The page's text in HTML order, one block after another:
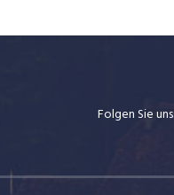
Folgen Sie uns